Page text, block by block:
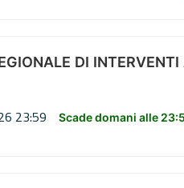
DI
23:59 Scade domani alle